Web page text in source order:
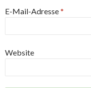
E-Mail-Adresse*
Website